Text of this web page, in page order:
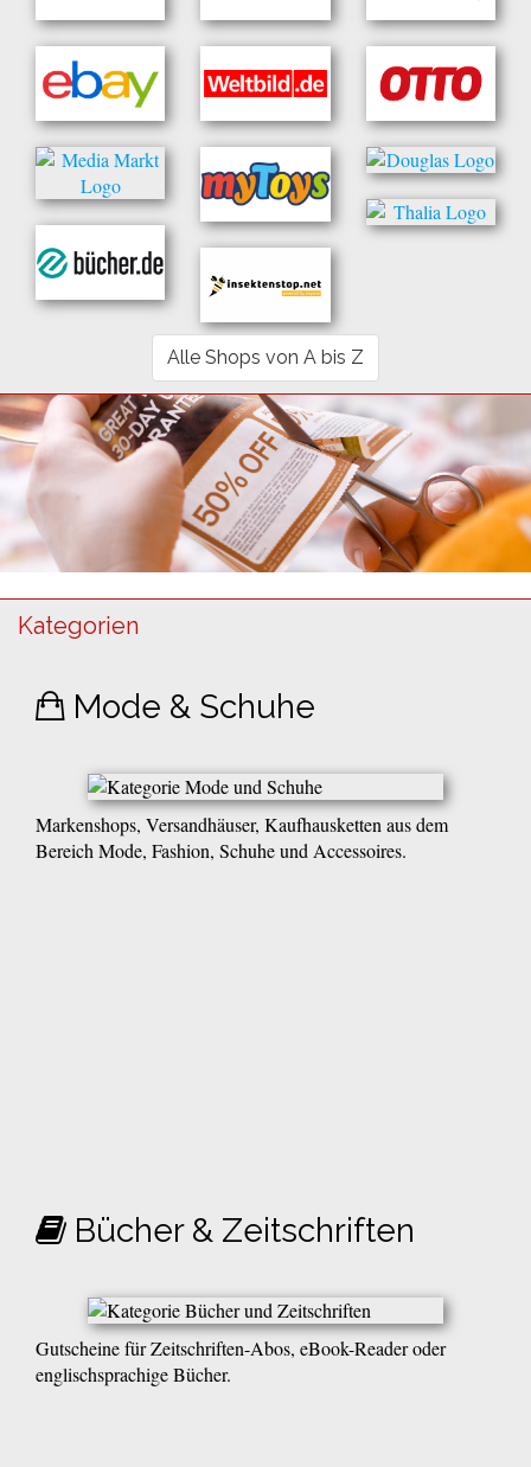
Alle Shops von A bis Z
Kategorien
Mode & Schuhe
Markenshops, Versandhäuser, Kaufhausketten aus dem
Bereich Mode, Fashion, Schuhe und Accessoires.
Bücher & Zeitschriften
Gutscheine für Zeitschriften-Abos, eBook-Reader oder
englischsprachige Bücher.